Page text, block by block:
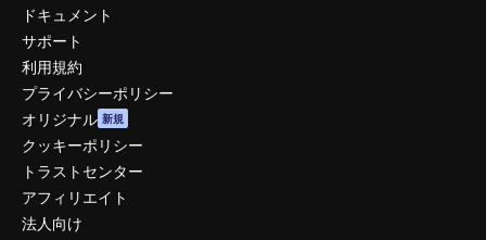
ドキュメント
サポート
利用規約
プライバシーポリシー
オリジナル 新規
クッキーポリシー
トラストセンター
アフィリエイト
法人向け